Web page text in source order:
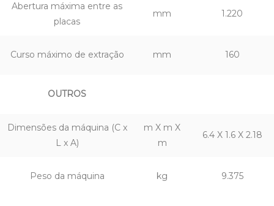
Abertura máxima entre as
placas
mm 1.220
Curso máximo de extração mm 160
OUTROS
Dimensões da máquina (C x
L x A)
m X m X
m
6.4 X 1.6 X 2.18
Peso da máquina kg 9.375